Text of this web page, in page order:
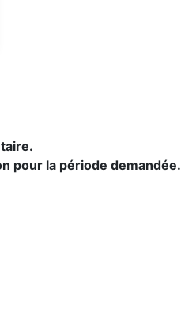
pour la période demandée.